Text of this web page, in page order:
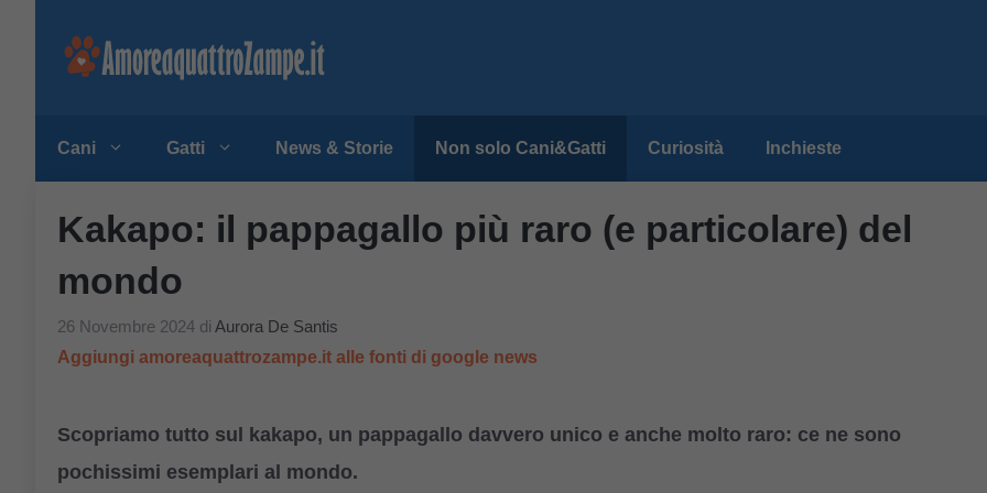
Cani Gatti News & Storie Non solo Cani&Gatti Curiosità Inchieste
Kakapo: il pappagallo più raro (e particolare) del
mondo
26 Novembre 2024 di Aurora De Santis
Aggiungi amoreaquattrozampe.it alle fonti di google news
Scopriamo tutto sul kakapo, un pappagallo davvero unico e anche molto raro: ce ne sono
pochissimi esemplari al mondo.